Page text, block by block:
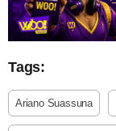
Tags:
Ariano Suassuna